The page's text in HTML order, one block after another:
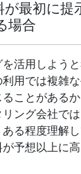
が最初に提
場合
活用しよう
用では複雑
ことがあるか
ング会社で
る程度理解
予想以上に